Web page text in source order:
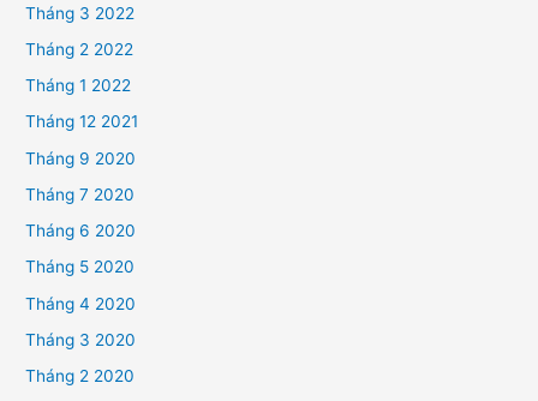
Tháng 3 2022
Tháng 2 2022
Tháng 1 2022
Tháng 12 2021
Tháng 9 2020
Tháng 7 2020
Tháng 6 2020
Tháng 5 2020
Tháng 4 2020
Tháng 3 2020
Tháng 2 2020